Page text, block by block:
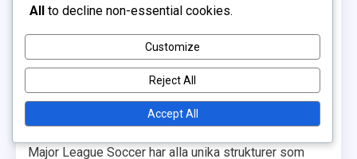
och nedflyttning?
Promotion- och nedflyttningssystem är avgörande för
att upprätthålla konkurrensbalansen i fotbollsligor
. Anmärkningsvärda ligor som engelska
Premier League, La Liga, Bundesliga, Serie A och
Major League Soccer har alla unika strukturer som
All to decline non-essential cookies.
Customize
Reject All
Accept All